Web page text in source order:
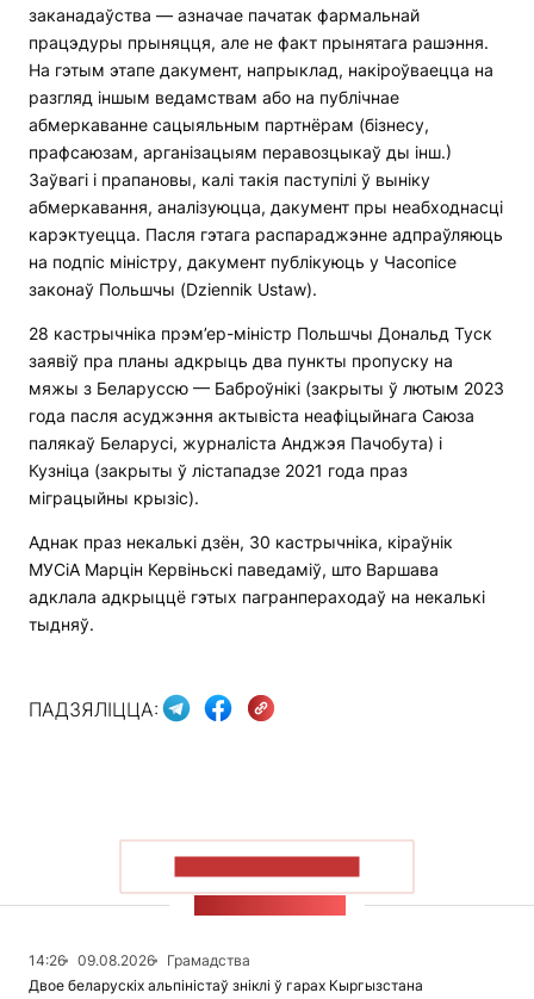
заканадаўства — азначае пачатак фармальнай
працэдуры прыняцця, але не факт прынятага рашэння.
На гэтым этапе дакумент, напрыклад, накіроўваецца на
разгляд іншым ведамствам або на публічнае
абмеркаванне сацыяльным партнёрам (бізнесу,
прафсаюзам, арганізацыям перавозцыкаў ды інш.)
Заўвагі і прапановы, калі такія паступілі ў выніку
абмеркавання, аналізуюцца, дакумент пры неабходнасці
карэктуецца. Пасля гэтага распараджэнне адпраўляюць
на подпіс міністру, дакумент публікуюць у Часопісе
законаў Польшчы (Dziennik Ustaw).
28 кастрычніка прэм’ер-міністр Польшчы Дональд Туск
заявіў пра планы адкрыць два пункты пропуску на
мяжы з Беларуссю — Баброўнікі (закрыты ў лютым 2023
года пасля асуджэння актывіста неафіцыйнага Саюза
палякаў Беларусі, журналіста Анджэя Пачобута) і
Кузніца (закрыты ў лістападзе 2021 года праз
міграцыйны крызіс).
Аднак праз некалькі дзён, 30 кастрычніка, кіраўнік
МУСіА Марцін Кервіньскі паведаміў, што Варшава
адклала адкрыццё гэтых пагранпераходаў на некалькі
тыдняў.
ПАДЗЯЛІЦЦА:
14:26 09.08.2026
Грамадства
Двое беларускіх альпіністаў зніклі ў гарах Кыргызстана